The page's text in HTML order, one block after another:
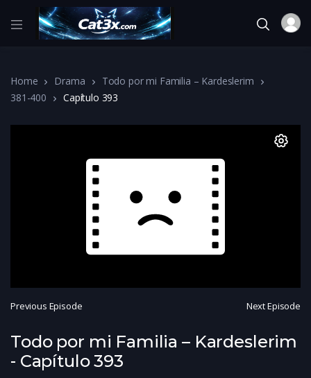
Home Drama
Todo por mi Familia – Kardeslerim
381-400
Capítulo 393
Previous Episode Next Episode
Todo por mi Familia – Kardeslerim
- Capítulo 393